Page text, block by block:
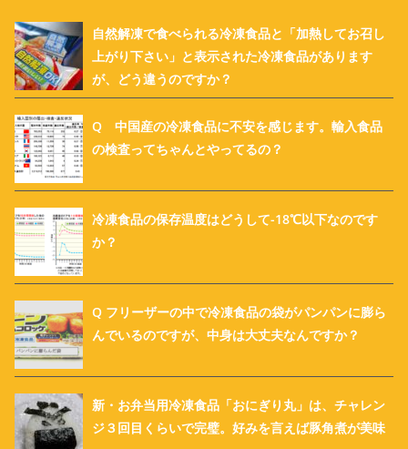
自然解凍で食べられる冷凍食品と「加熱してお召し
上がり下さい」と表示された冷凍食品があります
が、どう違うのですか？
Q 中国産の冷凍食品に不安を感じます。輸入食品
の検査ってちゃんとやってるの？
冷凍食品の保存温度はどうして-18℃以下なのです
か？
Q フリーザーの中で冷凍食品の袋がパンパンに膨ら
んでいるのですが、中身は大丈夫なんですか？
新・お弁当用冷凍食品「おにぎり丸」は、チャレン
ジ３回目くらいで完璧。好みを言えば豚角煮が美味